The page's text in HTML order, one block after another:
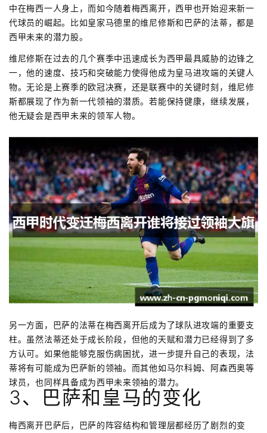
中在梅西一人身上，而如今随着梅西离开，西甲也开始迎来新一
代球员的崛起。比如皇家马德里的维尼修斯和巴萨的法蒂，都是
西甲未来的潜力股。
维尼修斯在过去的几个赛季中迅速成长为西甲最具威胁的边锋之
一，他的速度、技巧和突破能力使得他成为皇马进攻端的关键人
物。无论是上赛季的欧冠决赛，还是联赛中的关键时刻，维尼修
斯都展现了作为新一代领袖的潜质。若能保持健康，继续发展，
他无疑会是西甲未来的领军人物。
另一方面，巴萨的法蒂在梅西离开后成为了球队进攻端的重要支
柱。虽然法蒂还处于成长阶段，但他的天赋和潜力已经得到了多
方认可。如果他能够克服伤病困扰，进一步提升自己的表现，法
蒂将有可能成为巴萨新的领袖。而其他如马尔科姆、阿森西奥等
球员，也同样具备成为西甲未来领袖的潜力。
3、巴萨和皇马的变化
梅西离开巴萨后，巴萨的阵容结构和管理层都经历了剧烈的变